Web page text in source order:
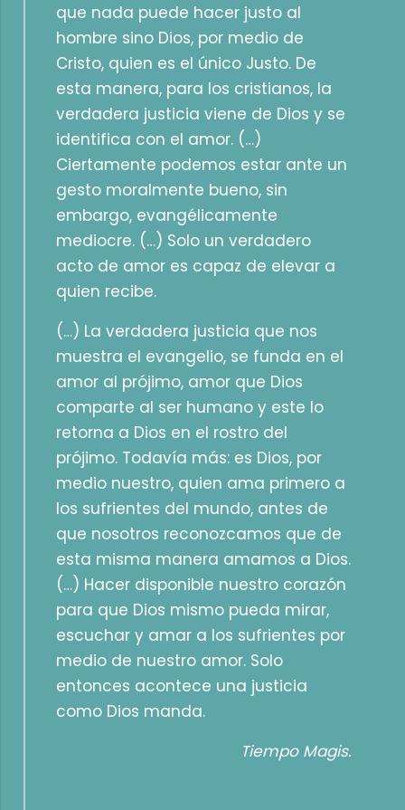
que nada puede hacer justo al
hombre sino Dios, por medio de
Cristo, quien es el único Justo. De
esta manera, para los cristianos, la
verdadera justicia viene de Dios y se
identifica con el amor. (…)
Ciertamente podemos estar ante un
gesto moralmente bueno, sin
embargo, evangélicamente
mediocre. (…) Solo un verdadero
acto de amor es capaz de elevar a
quien recibe.
(…) La verdadera justicia que nos
muestra el evangelio, se funda en el
amor al prójimo, amor que Dios
comparte al ser humano y este lo
retorna a Dios en el rostro del
prójimo. Todavía más: es Dios, por
medio nuestro, quien ama primero a
los sufrientes del mundo, antes de
que nosotros reconozcamos que de
esta misma manera amamos a Dios.
(…) Hacer disponible nuestro corazón
para que Dios mismo pueda mirar,
escuchar y amar a los sufrientes por
medio de nuestro amor. Solo
entonces acontece una justicia
como Dios manda.
Tiempo Magis.